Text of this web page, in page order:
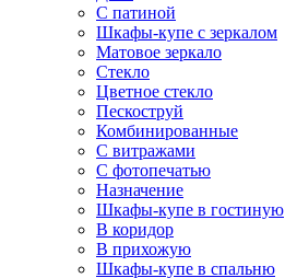
С патиной
Шкафы-купе с зеркалом
Матовое зеркало
Стекло
Цветное стекло
Пескоструй
Комбинированные
С витражами
С фотопечатью
Назначение
Шкафы-купе в гостиную
В коридор
В прихожую
Шкафы-купе в спальню